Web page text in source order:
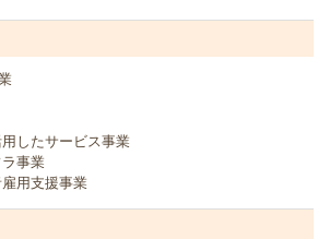
したサービス事業
事業
用支援事業